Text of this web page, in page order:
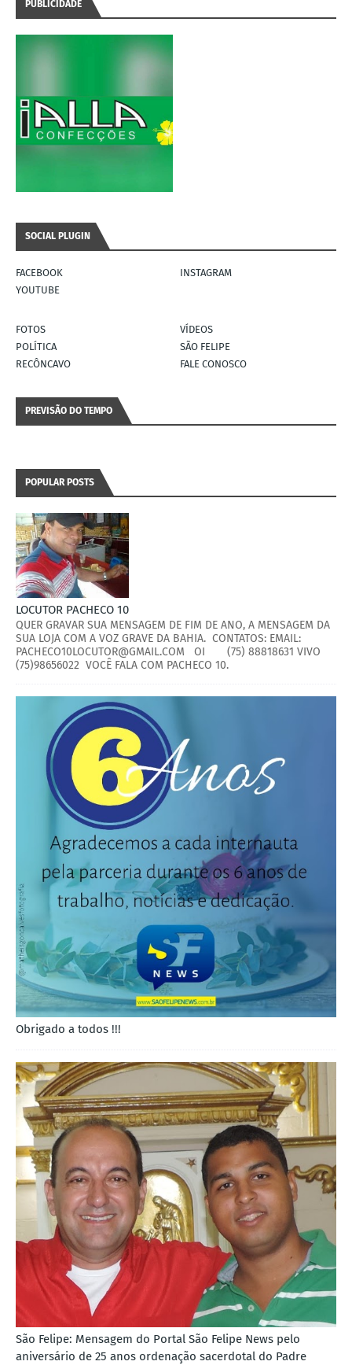
PUBLICIDADE
SOCIAL PLUGIN
FACEBOOK
INSTAGRAM
YOUTUBE
FOTOS
VÍDEOS
POLÍTICA
SÃO FELIPE
RECÔNCAVO
FALE CONOSCO
PREVISÃO DO TEMPO
POPULAR POSTS
LOCUTOR PACHECO 10
QUER GRAVAR SUA MENSAGEM DE FIM DE ANO, A MENSAGEM DA
SUA LOJA COM A VOZ GRAVE DA BAHIA. CONTATOS: EMAIL:
PACHECO10LOCUTOR@GMAIL.COM OI (75) 88818631 VIVO
(75)98656022 VOCÊ FALA COM PACHECO 10.
Obrigado a todos !!!
São Felipe: Mensagem do Portal São Felipe News pelo
aniversário de 25 anos ordenação sacerdotal do Padre